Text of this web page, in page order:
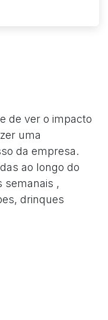
de ver o impacto
uma
da empresa.
ao longo do
semanais ,
drinques